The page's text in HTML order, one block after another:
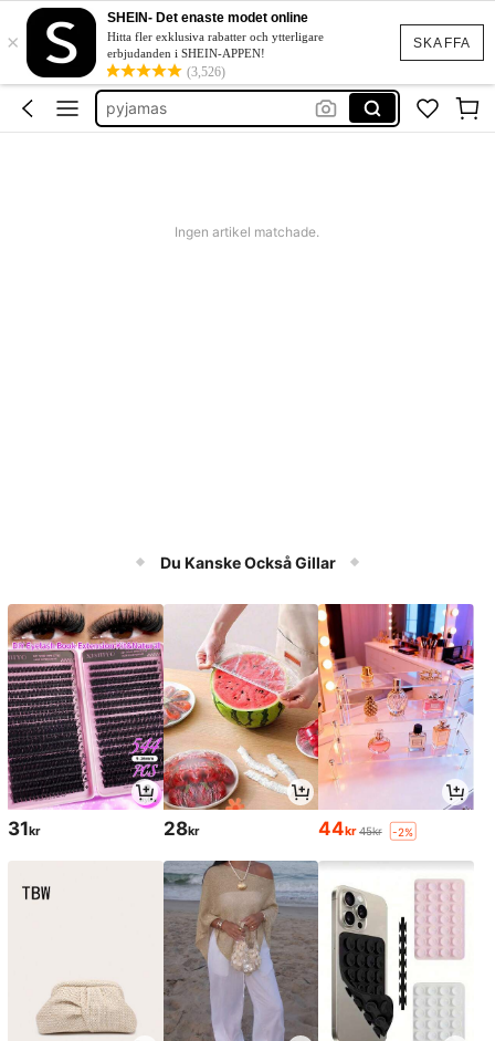
SKAFFA
×
SHEIN- Det enaste modet online
Hitta fler exklusiva rabatter och ytterligare
erbjudanden i SHEIN-APPEN!
(3,526)
bh
trosor
pyjamas
bh push up
Ingen artikel matchade.
Du Kanske Också Gillar
31kr 28kr 44kr 45kr -2%